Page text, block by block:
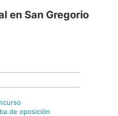
en San Gregorio
de oposición